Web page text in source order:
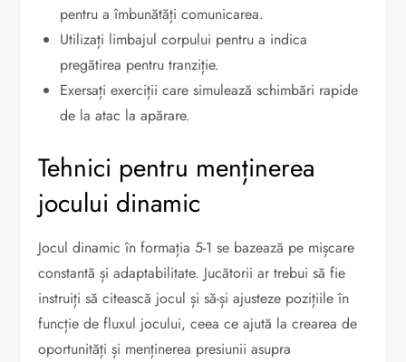
pentru a îmbunătăți comunicarea.
Utilizați limbajul corpului pentru a indica
pregătirea pentru tranziție.
Exersați exerciții care simulează schimbări rapide
de la atac la apărare.
Tehnici pentru menținerea
jocului dinamic
Jocul dinamic în formația 5-1 se bazează pe mișcare
constantă și adaptabilitate. Jucătorii ar trebui să fie
instruiți să citească jocul și să-și ajusteze pozițiile în
funcție de fluxul jocului, ceea ce ajută la crearea de
oportunități și menținerea presiunii asupra